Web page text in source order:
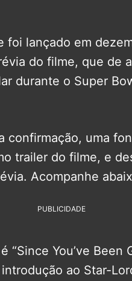
foi lançado em
do filme, que de
durante o Super
confirmação, uma
trailer do filme, e
Acompanhe
PUBLICIDADE
“Since You’ve Been
ao Star-